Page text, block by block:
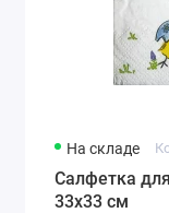
На складе
Салфетка
33х33 см